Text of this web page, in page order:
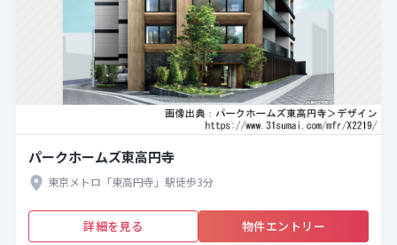
パークホームズ東高円寺
東京メトロ「東高円寺」駅徒歩3分
詳細を見る 物件エントリー